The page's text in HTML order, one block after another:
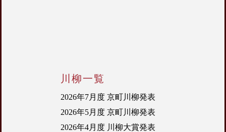
川柳一覧
2026年7月度 京町川柳発表
2026年5月度 京町川柳発表
2026年4月度 川柳大賞発表